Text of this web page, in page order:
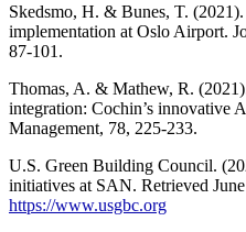
Skedsmo, H. & Bunes, T.
implementation at Oslo Airport.
87-101.
Thomas, A. & Mathew, R.
integration: Cochin’s innovative
Management, 78, 225-233.
U.S. Green Building Council.
initiatives at SAN. Retrieved
https://www.usgbc.org